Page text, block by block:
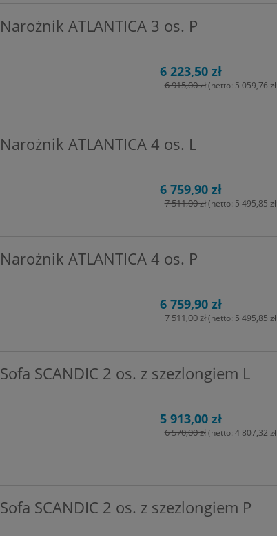
Narożnik ATLANTICA 3 os. P
6 223,50 zł
6 915,00 zł (netto: 5 059,76 zł
Narożnik ATLANTICA 4 os. L
6 759,90 zł
7 511,00 zł (netto: 5 495,85 zł
Narożnik ATLANTICA 4 os. P
6 759,90 zł
7 511,00 zł (netto: 5 495,85 zł
Sofa SCANDIC 2 os. z szezlongiem L
5 913,00 zł
6 570,00 zł (netto: 4 807,32 zł
Sofa SCANDIC 2 os. z szezlongiem P